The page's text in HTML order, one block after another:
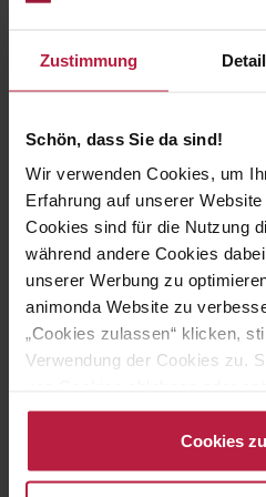
Zustimmung
Schön, dass Sie da sind!
Wir verwenden Cookies, um
Erfahrung auf unserer
Cookies sind für die Nutzung
während andere Cookies
unserer Werbung zu
animonda Website zu
„Cookies zulassen“ klicken,
Verwendung der Cookies zu.
Datenschutzseiteändern/
Cookiebot-Logo am linken
Klick auf „Cookies zulassen“
Cookies
3,13
Alle Produkte
Die leckeren Milch-
Besonderer Milch-Snack
Knusperkissen